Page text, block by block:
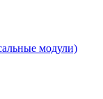
модули)